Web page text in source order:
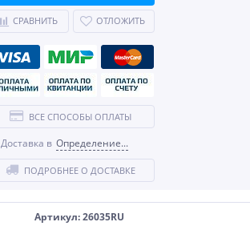
Артикул: 26035RU
СРАВНИТЬ ОТЛОЖИТЬ
ВСЕ СПОСОБЫ ОПЛАТЫ
Доставка в Определение...
ПОДРОБНЕЕ О ДОСТАВКЕ